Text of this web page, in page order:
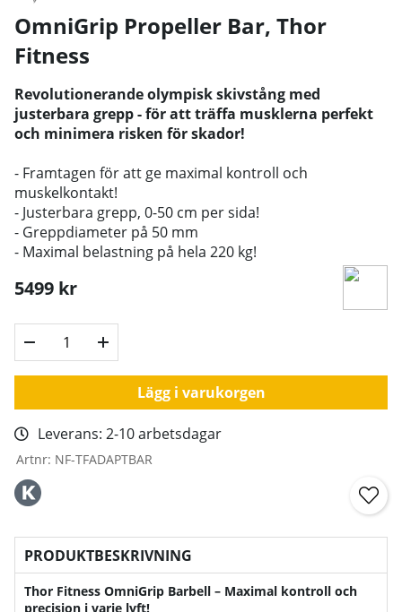
OmniGrip Propeller Bar, Thor
Fitness
Revolutionerande olympisk skivstång med
justerbara grepp - för att träffa musklerna perfekt
och minimera risken för skador!
- Framtagen för att ge maximal kontroll och
muskelkontakt!
- Justerbara grepp, 0-50 cm per sida!
- Greppdiameter på 50 mm
- Maximal belastning på hela 220 kg!
5499 kr
Lägg i varukorgen
Leverans: 2-10 arbetsdagar
Artnr: NF-TFADAPTBAR
PRODUKTBESKRIVNING
Thor Fitness OmniGrip Barbell – Maximal kontroll och
precision i varje lyft!